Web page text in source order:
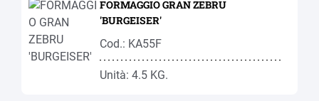
FORMAGGIO GRAN ZEBRU
'BURGEISER'
Cod.: KA55F
Unità: 4.5 KG.